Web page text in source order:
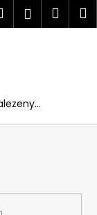
Hledat